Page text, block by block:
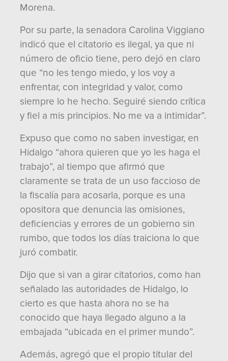
Morena.
Por su parte, la senadora Carolina Viggiano
indicó que el citatorio es ilegal, ya que ni
número de oficio tiene, pero dejó en claro
que “no les tengo miedo, y los voy a
enfrentar, con integridad y valor, como
siempre lo he hecho. Seguiré siendo crítica
y fiel a mis principios. No me va a intimidar”.
Expuso que como no saben investigar, en
Hidalgo “ahora quieren que yo les haga el
trabajo”, al tiempo que afirmó que
claramente se trata de un uso faccioso de
la fiscalía para acosarla, porque es una
opositora que denuncia las omisiones,
deficiencias y errores de un gobierno sin
rumbo, que todos los días traiciona lo que
juró combatir.
Dijo que si van a girar citatorios, como han
señalado las autoridades de Hidalgo, lo
cierto es que hasta ahora no se ha
conocido que haya llegado alguno a la
embajada “ubicada en el primer mundo”.
Además, agregó que el propio titular del